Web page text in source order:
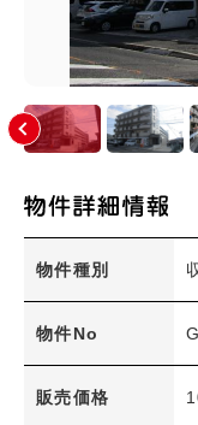
ま行
や行
広島市(安佐南区
その他のエリア
価格
物件種別
物件No
販売価格